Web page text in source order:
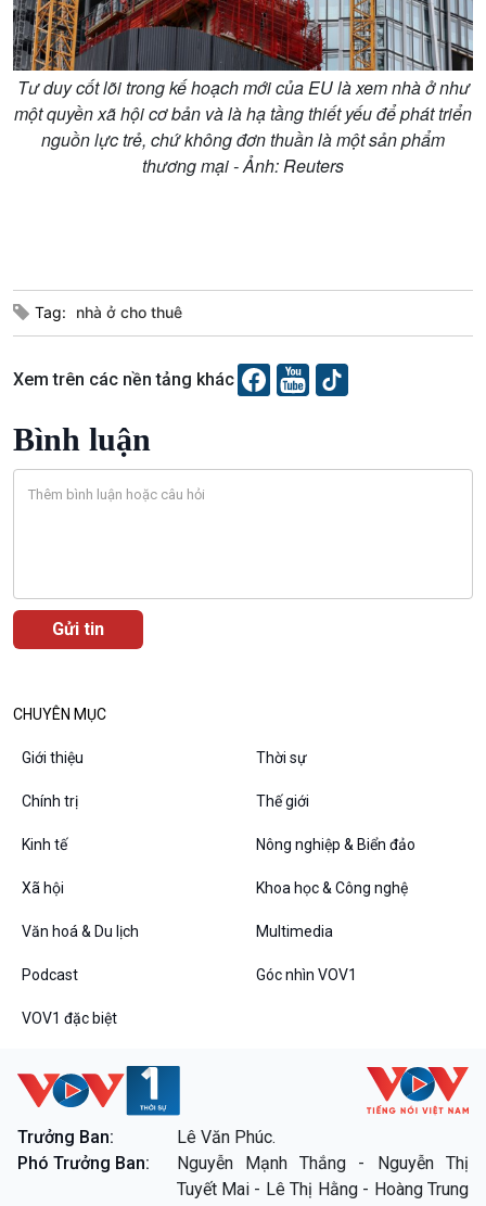
Nam
Chuyên gia của bạn
Xã hội chuyển động
Khoa học & Công nghệ
Văn hoá & Du lịch
Podcast
Góc nhìn VOV1
Bình luận
Câu chuyện thời sự
Dòng chảy sự kiện
Diễn đàn chủ nhật
VOV1 đặc biệt
Thanh âm ký sự
Chân dung cuộc sống
Các chương trình đặc biệt
Tư duy cốt lõi trong kế hoạch mới của EU là xem nhà ở như
một quyền xã hội cơ bản và là hạ tầng thiết yếu để phát triển
nguồn lực trẻ, chứ không đơn thuần là một sản phẩm
thương mại - Ảnh: Reuters
Tag: nhà ở cho thuê
Xem trên các nền tảng khác
Bình luận
CHUYÊN MỤC
Giới thiệu Thời sự
Chính trị Thế giới
Kinh tế Nông nghiệp & Biển đảo
Xã hội Khoa học & Công nghệ
Văn hoá & Du lịch Multimedia
Podcast Góc nhìn VOV1
VOV1 đặc biệt
Trưởng Ban:
Lê Văn Phúc.
Phó Trưởng Ban:
Nguyễn Mạnh Thắng - Nguyễn Thị
Tuyết Mai - Lê Thị Hằng - Hoàng Trung